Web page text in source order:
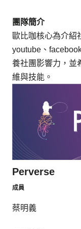
團隊簡介
歐比咖核心為介紹
youtube、
養社團影響力，並
維與技能。
Perverse
成員
蔡明義